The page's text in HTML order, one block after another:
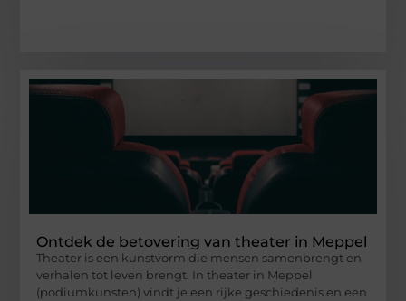
Ontdek de betovering van theater in Meppel
Theater is een kunstvorm die mensen samenbrengt en
verhalen tot leven brengt. In theater in Meppel
(podiumkunsten) vindt je een rijke geschiedenis en een